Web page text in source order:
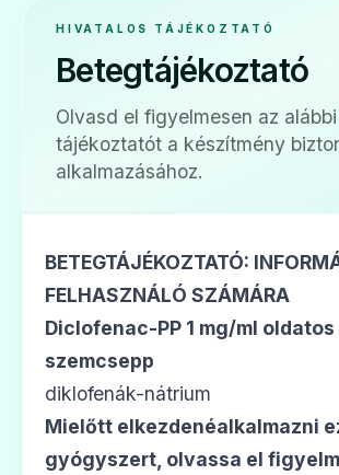
🩹
Diclofenac AL 100 mg
Ár: —
🩹
Diclofenac AL 50 mg
ADATLAP
HIVATALOS TÁJÉKOZTATÓ
Betegtájékoztató
Olvasd el figyelmesen az alábbi
tájékoztatót a készítmény
alkalmazásához.
BETEGTÁJÉKOZTATÓ:
FELHASZNÁLÓ SZÁMÁRA
Diclofenac-PP 1 mg/ml oldatos
szemcsepp
diklofenák-nátrium
Mielőtt elkezdenéalkalmazni
gyógyszert, olvassa el